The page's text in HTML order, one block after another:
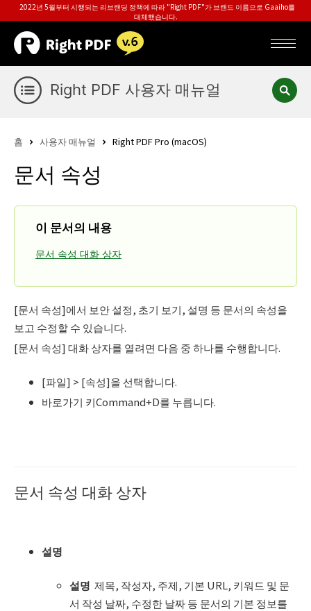
2022년 5월부터 시행되는 리브랜딩 정책에 따라 "Right PDF"가 브랜드 이름으로 Gaaiho를
대체했습니다.
Right PDF 사용자 매뉴얼
홈 사용자 매뉴얼 Right PDF Pro (macOS)
문서 속성
이 문서의 내용
문서 속성 대화 상자
[문서 속성]에서 보안 설정, 초기 보기, 설명 등 문서의 속성을
보고 수정할 수 있습니다.
[문서 속성] 대화 상자를 열려면 다음 중 하나를 수행합니다.
[파일] > [속성]을 선택합니다.
바로가기 키Command+D를 누릅니다.
문서 속성 대화 상자
설명
설명 제목, 작성자, 주제, 기본 URL, 키워드 및 문
서 작성 날짜, 수정한 날짜 등 문서의 기본 정보를